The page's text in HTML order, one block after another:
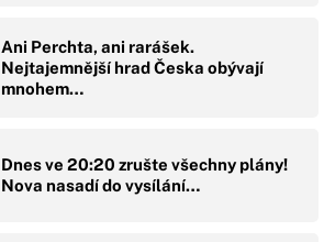
Ani Perchta, ani rarášek.
Nejtajemnější hrad Česka obývají
mnohem…
Dnes ve 20:20 zrušte všechny plány!
Nova nasadí do vysílání…